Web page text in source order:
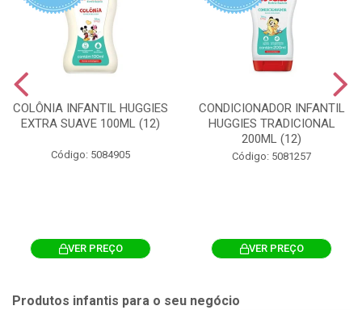
COLÔNIA INFANTIL HUGGIES
EXTRA SUAVE 100ML (12)
Código: 5084905
VER PREÇO
CONDICIONADOR INFANTIL
HUGGIES TRADICIONAL
200ML (12)
Código: 5081257
VER PREÇO
Produtos infantis para o seu negócio